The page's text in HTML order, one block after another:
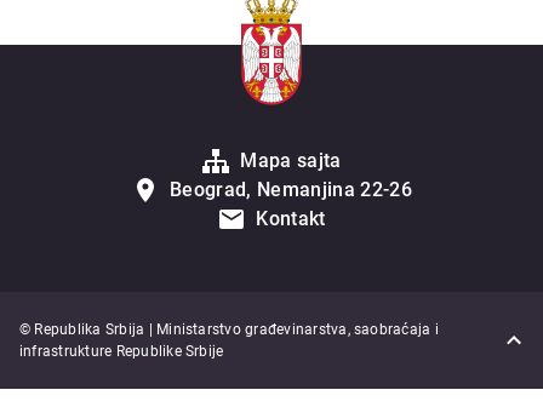
Mapa sajta
Beograd, Nemanjina 22-26
Kontakt
© Republika Srbija | Ministarstvo građevinarstva, saobraćaja i
infrastrukture Republike Srbije